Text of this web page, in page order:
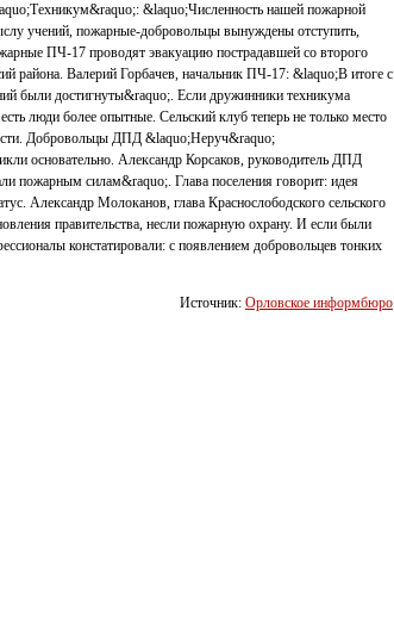
&laquo;Численность нашей пожарной
учений, пожарные-добровольцы вынуждены отступить,
ПЧ-17 проводят эвакуацию пострадавшей со второго
района. Валерий Горбачев, начальник ПЧ-17: &laquo;В итоге с
были достигнуты&raquo;. Если дружинники техникума
люди более опытные. Сельский клуб теперь не только место
Добровольцы ДПД &laquo;Неруч&raquo;
основательно. Александр Корсаков, руководитель ДПД
пожарным силам&raquo;. Глава поселения говорит: идея
Александр Молоканов, глава Краснослободского сельского
правительства, несли пожарную охрану. И если были
констатировали: с появлением добровольцев тонких
Источник: Орловское информбюро